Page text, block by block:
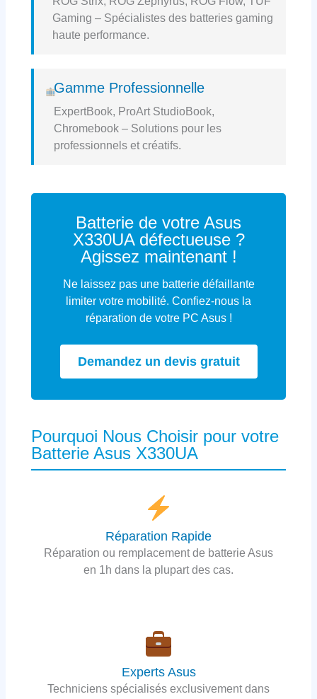
Gaming – Spécialistes des batteries gaming
haute performance.
Gamme Professionnelle
ExpertBook, ProArt StudioBook,
Chromebook – Solutions pour les
professionnels et créatifs.
Batterie de votre Asus
X330UA défectueuse ?
Agissez maintenant !
Ne laissez pas une batterie défaillante
limiter votre mobilité. Confiez-nous la
réparation de votre PC Asus !
Demandez un devis gratuit
Pourquoi Nous Choisir pour votre
Batterie Asus X330UA
Réparation Rapide
Réparation ou remplacement de batterie Asus
en 1h dans la plupart des cas.
Experts Asus
Techniciens spécialisés exclusivement dans